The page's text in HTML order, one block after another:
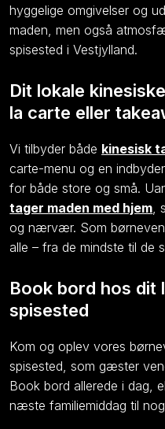
hyggelige omgivelser og
maden, men også
spisested i Vestjylland.
Dit lokale
la carte eller
Vi tilbyder både kinesisk
carte-menu og en
for både store og små.
tager maden med hjem
og nærvær. Som
alle – fra de mindste til de
Book bord hos dit
spisested
Kom og oplev vores
spisested, som gæster
Book bord allerede i dag,
næste familiemiddag til